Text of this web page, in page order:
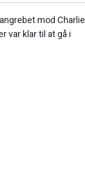
mod Charlie
var klar til at gå i